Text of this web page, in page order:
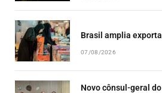
Brasil amplia
07/08/2026
Novo cônsul-geral